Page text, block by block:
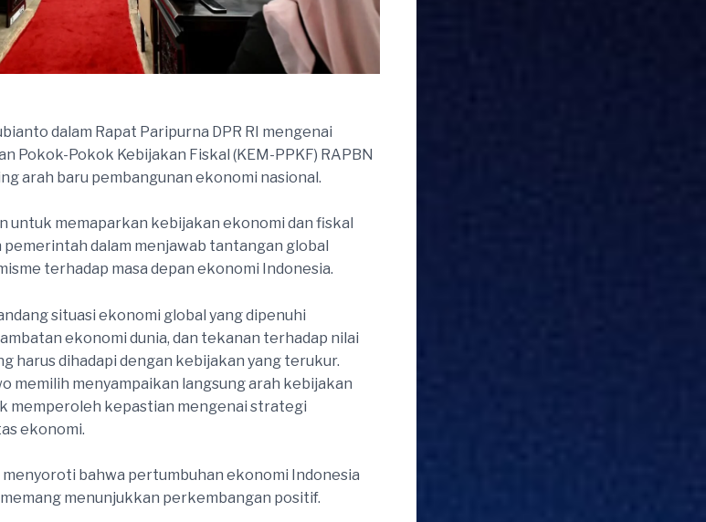
dalam Rapat Paripurna DPR RI mengenai
Pokok-Pokok Kebijakan Fiskal (KEM-PPKF) RAPBN
arah baru pembangunan ekonomi nasional.
untuk memaparkan kebijakan ekonomi dan fiskal
dalam menjawab tantangan global
terhadap masa depan ekonomi Indonesia.
situasi ekonomi global yang dipenuhi
ekonomi dunia, dan tekanan terhadap nilai
harus dihadapi dengan kebijakan yang terukur.
memilih menyampaikan langsung arah kebijakan
memperoleh kepastian mengenai strategi
ekonomi.
bahwa pertumbuhan ekonomi Indonesia
menunjukkan perkembangan positif.